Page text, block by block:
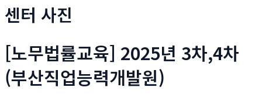
센터 사진
[노무법률교육] 2025년 3차,4차
(부산직업능력개발원)